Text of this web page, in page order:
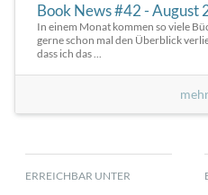
Book News #42 - August
In einem Monat kommen so viele
gerne schon mal den Überblick
dass ich das ...
ERREICHBAR UNTER